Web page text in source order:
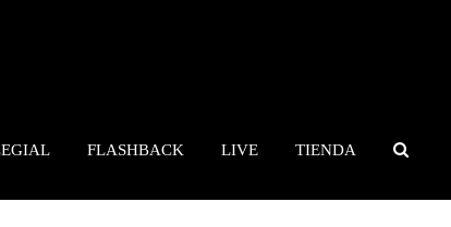
FLASHBACK LIVE TIENDA